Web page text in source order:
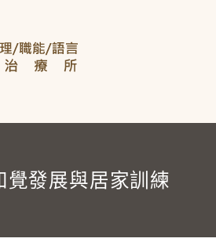
覺發展與居家訓練